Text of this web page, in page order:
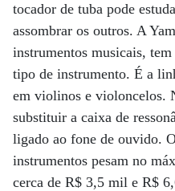
tocador de tuba pode
assombrar os outros. A
instrumentos musicais,
tipo de instrumento. É a
em violinos e violoncelos.
substituir a caixa de
ligado ao fone de ouvido.
instrumentos pesam no
cerca de R$ 3,5 mil e R$